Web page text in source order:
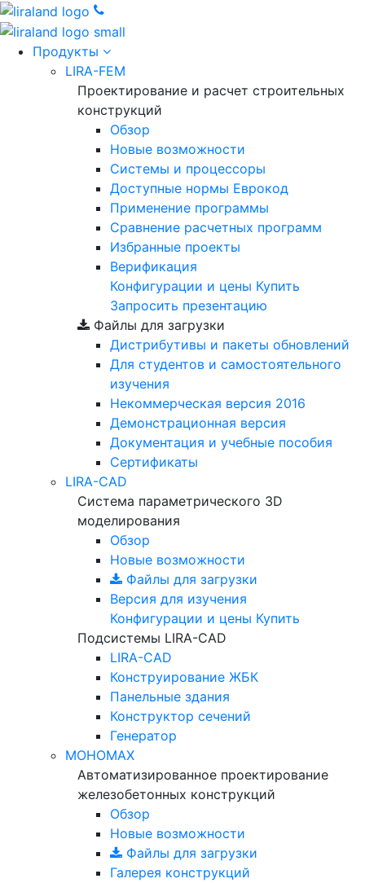
Продукты
LIRA-FEM
Проектирование и расчет строительных
конструкций
Обзор
Новые возможности
Cистемы и процессоры
Доступные нормы Еврокод
Применение программы
Сравнение расчетных программ
Избранные проекты
Верификация
Конфигурации и цены Купить
Запросить презентацию
Файлы для загрузки
Дистрибутивы и пакеты обновлений
Для студентов и самостоятельного
изучения
Некоммерческая версия 2016
Демонстрационная версия
Документация и учебные пособия
Сертификаты
LIRA-CAD
Система параметрического 3D
моделирования
Обзор
Новые возможности
Файлы для загрузки
Версия для изучения
Конфигурации и цены Купить
Подсистемы LIRA-CAD
LIRA-CAD
Конструирование ЖБК
Панельные здания
Конструктор сечений
Генератор
МОНОМАХ
Автоматизированное проектирование
железобетонных конструкций
Обзор
Новые возможности
Файлы для загрузки
Галерея конструкций